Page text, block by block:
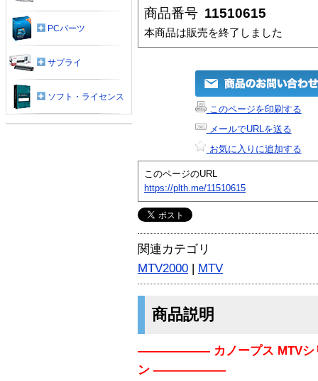
商品番号 11510615
本商品は販売を終了しました
このページを印刷する
メールでURLを送る
お気に入りに追加する
このページのURL
https://plth.me/11510615
関連カテゴリ
MTV2000 | MTV
商品説明
—————— カノープス MTVシリ
ン ——————
PCパーツ
サプライ
ソフト・ライセンス